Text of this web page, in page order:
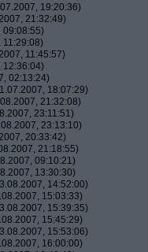
19:20:36)
21:32:49)
09:08:55)
11:29:08)
11:45:57)
12:36:04)
02:13:24)
18:07:29)
21:32:08)
23:11:51)
23:13:10)
20:33:42)
21:18:55)
09:10:21)
13:30:30)
14:52:00)
15:03:33)
15:39:35)
15:45:29)
15:53:06)
16:00:00)